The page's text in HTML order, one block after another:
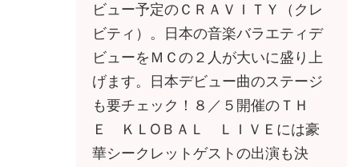
ビュー予定のＣＲＡＶＩＴＹ（クレ
ビティ）。日本の音楽バラエティデ
ビューをＭＣの２人が大いに盛り上
げます。日本デビュー曲のステージ
も要チェック！８／５開催のＴＨ
Ｅ ＫＬОＢＡＬ ＬＩＶＥには豪
華シークレットゲストの出演も決